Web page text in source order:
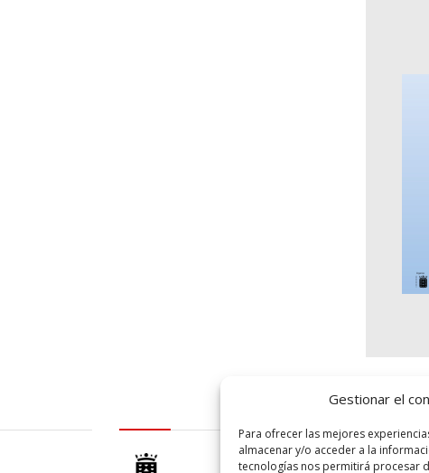
Gestionar el
Para ofrecer las mejores
almacenar y/o acceder a la
tecnologías nos permitirá procesar